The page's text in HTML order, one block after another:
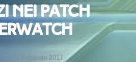
nei Patch
27 Febbraio 2017